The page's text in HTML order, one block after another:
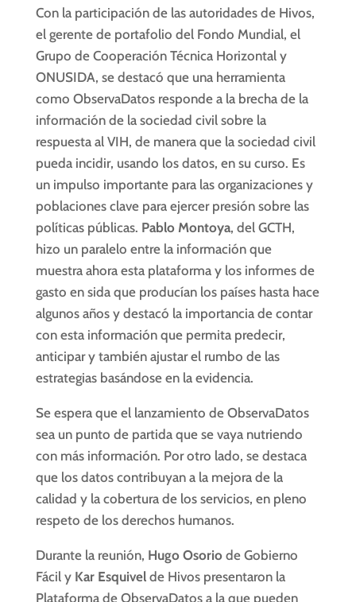
Con la participación de las autoridades de Hivos,
el gerente de portafolio del Fondo Mundial, el
Grupo de Cooperación Técnica Horizontal y
ONUSIDA, se destacó que una herramienta
como ObservaDatos responde a la brecha de la
información de la sociedad civil sobre la
respuesta al VIH, de manera que la sociedad civil
pueda incidir, usando los datos, en su curso. Es
un impulso importante para las organizaciones y
poblaciones clave para ejercer presión sobre las
políticas públicas. Pablo Montoya, del GCTH,
hizo un paralelo entre la información que
muestra ahora esta plataforma y los informes de
gasto en sida que producían los países hasta hace
algunos años y destacó la importancia de contar
con esta información que permita predecir,
anticipar y también ajustar el rumbo de las
estrategias basándose en la evidencia.
Se espera que el lanzamiento de ObservaDatos
sea un punto de partida que se vaya nutriendo
con más información. Por otro lado, se destaca
que los datos contribuyan a la mejora de la
calidad y la cobertura de los servicios, en pleno
respeto de los derechos humanos.
Durante la reunión, Hugo Osoriode Gobierno
Fácil y Kar Esquivelde Hivos presentaron la
Plataforma de ObservaDatos a la que pueden